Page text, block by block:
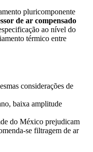
pluricomponente
de ar compensado
ao nível do
térmico entre
considerações de
baixa amplitude
do México prejudicam
se filtragem de ar